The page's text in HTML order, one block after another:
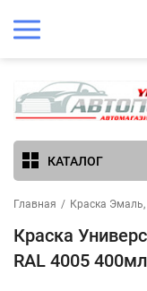
КАТАЛОГ
Главная / Краска Эмаль,
Краска
RAL 4005 400мл